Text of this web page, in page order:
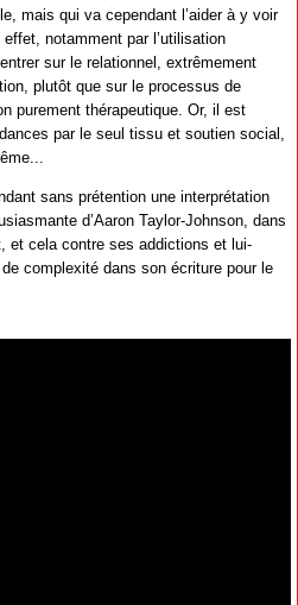
mais qui va cependant l’aider à y voir
notamment par l’utilisation
sur le relationnel, extrêmement
plutôt que sur le processus de
purement thérapeutique. Or, il est
par le seul tissu et soutien social,
sans prétention une interprétation
d’Aaron Taylor-Johnson, dans
et cela contre ses addictions et lui-
complexité dans son écriture pour le